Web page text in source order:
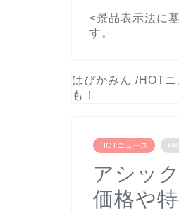
<景品表示法に
す。
はぴかみん /HOTニ
も！
HOTニュース PR
アシッ
価格や